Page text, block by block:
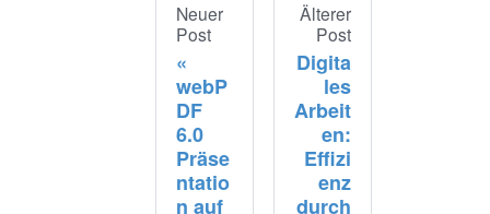
Neuer
Post
webP
DF
6.0
Präse
ntatio
n auf
Älterer
Post
Digita
les
Arbeit
en:
Effizi
enz
durch